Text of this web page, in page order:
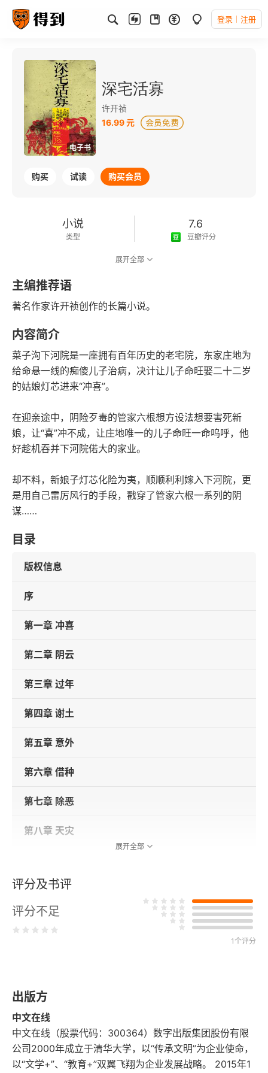
登录 注册
电子书
深宅活寡
许开祯
16.99 元
购买 试读 购买会员
小说
类型
7.6
豆瓣评分
2006-07-01
发行日期
展开全部
主编推荐语
著名作家许开祯创作的长篇小说。
内容简介
菜子沟下河院是一座拥有百年历史的老宅院，东家庄地为
给命悬一线的痴傻儿子治病，决计让儿子命旺娶二十二岁
的姑娘灯芯进来“冲喜”。
在迎亲途中，阴险歹毒的管家六根想方设法想要害死新
娘，让“喜”冲不成，让庄地唯一的儿子命旺一命呜呼，他
好趁机吞并下河院偌大的家业。
却不料，新娘子灯芯化险为夷，顺顺利利嫁入下河院，更
是用自己雷厉风行的手段，戳穿了管家六根一系列的阴
谋……
目录
版权信息
序
第一章 冲喜
第二章 阴云
第三章 过年
第四章 谢土
第五章 意外
第六章 借种
第七章 除恶
第八章 天灾
第十章 淫乱
第十一章 错爱
展开全部
评分及书评
评分不足
1个评分
出版方
中文在线
中文在线（股票代码：300364）数字出版集团股份有限
公司2000年成立于清华大学，以“传承文明”为企业使命，
以“文学+”、“教育+”双翼飞翔为企业发展战略。 2015年1